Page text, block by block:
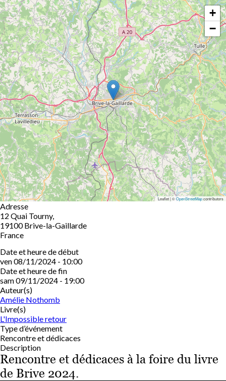
+
−
Leaflet | ©OpenStreetMapcontributors
Adresse
12 Quai Tourny,
19100 Brive-la-Gaillarde
France
Date et heure de début
ven 08/11/2024 - 10:00
Date et heure de fin
sam 09/11/2024 - 19:00
Auteur(s)
Amélie Nothomb
Livre(s)
L'Impossible retour
Type d’événement
Rencontre et dédicaces
Description
Rencontre et dédicaces à la foire du livre
de Brive 2024.